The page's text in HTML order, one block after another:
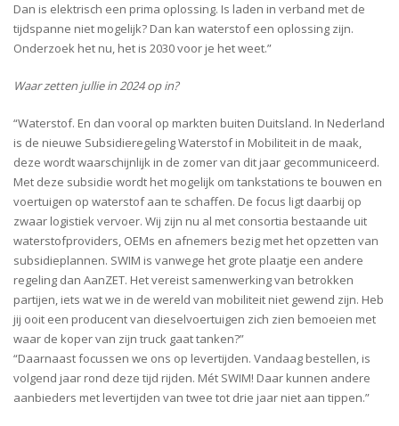
Dan is elektrisch een prima oplossing. Is laden in verband met de
tijdspanne niet mogelijk? Dan kan waterstof een oplossing zijn.
Onderzoek het nu, het is 2030 voor je het weet.”
Waar zetten jullie in 2024 op in?
“Waterstof. En dan vooral op markten buiten Duitsland. In Nederland
is de nieuwe Subsidieregeling Waterstof in Mobiliteit in de maak,
deze wordt waarschijnlijk in de zomer van dit jaar gecommuniceerd.
Met deze subsidie wordt het mogelijk om tankstations te bouwen en
voertuigen op waterstof aan te schaffen. De focus ligt daarbij op
zwaar logistiek vervoer. Wij zijn nu al met consortia bestaande uit
waterstofproviders, OEMs en afnemers bezig met het opzetten van
subsidieplannen. SWIM is vanwege het grote plaatje een andere
regeling dan AanZET. Het vereist samenwerking van betrokken
partijen, iets wat we in de wereld van mobiliteit niet gewend zijn. Heb
jij ooit een producent van dieselvoertuigen zich zien bemoeien met
waar de koper van zijn truck gaat tanken?”
“Daarnaast focussen we ons op levertijden. Vandaag bestellen, is
volgend jaar rond deze tijd rijden. Mét SWIM! Daar kunnen andere
aanbieders met levertijden van twee tot drie jaar niet aan tippen.”